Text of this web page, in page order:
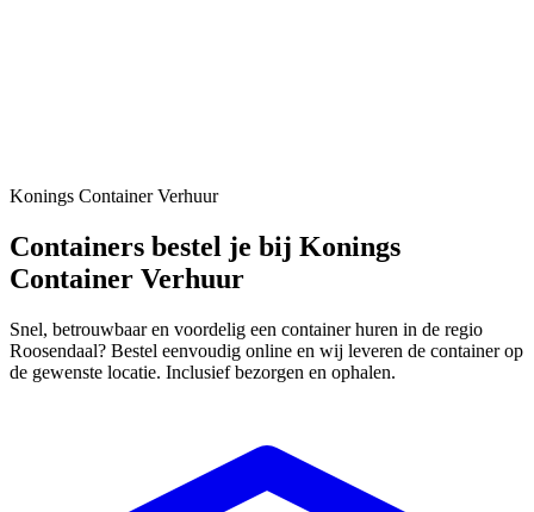
Konings Container Verhuur
Containers bestel je bij Konings
Container Verhuur
Snel, betrouwbaar en voordelig een container huren in de regio
Roosendaal? Bestel eenvoudig online en wij leveren de container op
de gewenste locatie. Inclusief bezorgen en ophalen.